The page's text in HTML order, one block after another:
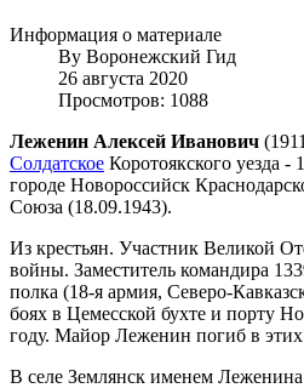
Информация о материале
By Воронежский Гид
26 августа 2020
Просмотров: 1088
Леженин Алексей Иванович
Солдатское Коротоякского уезда -
городе Новороссийск
Союза (18.09.1943).
Из крестьян. Участник Великой
войны. Заместитель командира
полка (18-я армия, Северо-
боях в Цемесской бухте и порту
году. Майор Леженин погиб в этих
В селе Землянск именем